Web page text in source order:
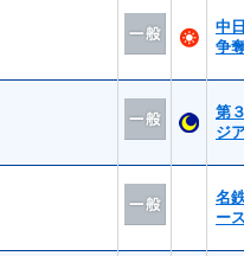
中
争
第
ジ
名
ー